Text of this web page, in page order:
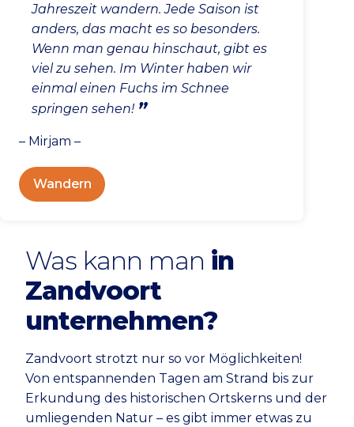
Jahreszeit wandern. Jede Saison ist
anders, das macht es so besonders.
Wenn man genau hinschaut, gibt es
viel zu sehen. Im Winter haben wir
einmal einen Fuchs im Schnee
springen sehen!
– Mirjam –
Wandern
Was kann man in
Zandvoort
unternehmen?
Zandvoort strotzt nur so vor Möglichkeiten!
Von entspannenden Tagen am Strand bis zur
Erkundung des historischen Ortskerns und der
umliegenden Natur – es gibt immer etwas zu